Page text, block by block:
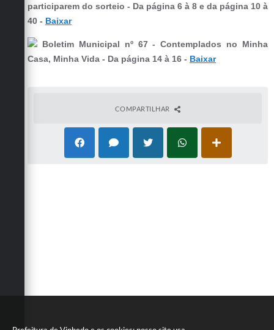
participarem do sorteio - Da página 6 à 8 e da página 10 à
40 - Baixar
Boletim Municipal nº 67 - Contemplados no Minha
Casa, Minha Vida - Da página 14 à 16 - Baixar
COMPARTILHAR